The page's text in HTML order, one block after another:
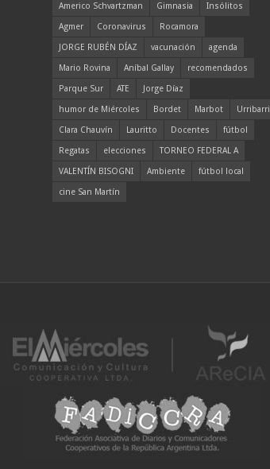
Americo Schvartzman Gimnasia
Insólitos
Agmer
Coronavirus
Rocamora
JORGE RUBÉN DÍAZ
vacunación
agenda
Mario Rovina
Aníbal Gallay
recomendados
Parque Sur
ATE
Jorge Díaz
humor de Miércoles
Bordet Marbot
Urribarri
Clara Chauvín
Lauritto Docentes
fútbol
Regatas
elecciones
TORNEO FEDERAL A
VALENTÍN BISOGNI
Ambiente
fútbol local
cine San Martín